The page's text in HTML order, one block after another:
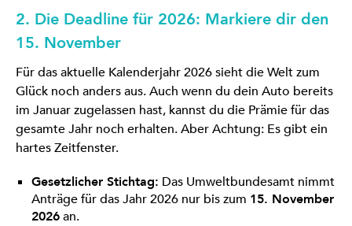
2. Die Deadline für 2026: Markiere dir den
15. November
Für das aktuelle Kalenderjahr 2026 sieht die Welt zum
Glück noch anders aus. Auch wenn du dein Auto bereits
im Januar zugelassen hast, kannst du die Prämie für das
gesamte Jahr noch erhalten. Aber Achtung: Es gibt ein
hartes Zeitfenster.
Gesetzlicher Stichtag: Das Umweltbundesamt nimmt
Anträge für das Jahr 2026 nur bis zum 15. November
2026an.